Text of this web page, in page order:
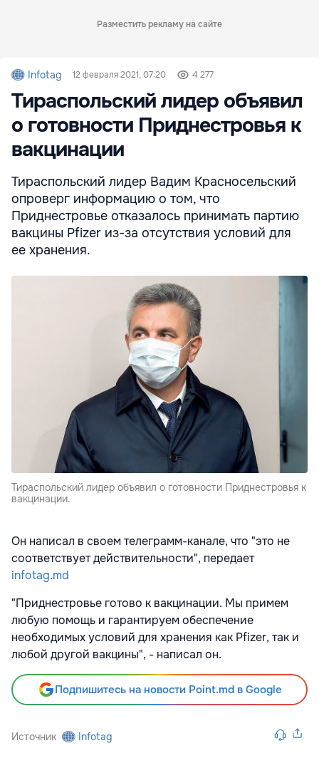
Разместить рекламу на сайте
Infotag 12 февраля 2021, 07:20 4 277
Тираспольский лидер объявил
о готовности Приднестровья к
вакцинации
Тираспольский лидер Вадим Красносельский
опроверг информацию о том, что
Приднестровье отказалось принимать партию
вакцины Pfizer из-за отсутствия условий для
ее хранения.
Тираспольский лидер объявил о готовности Приднестровья к
вакцинации.
Он написал в своем телеграмм-канале, что "это не
соответствует действительности", передает
infotag.md
"Приднестровье готово к вакцинации. Мы примем
любую помощь и гарантируем обеспечение
необходимых условий для хранения как Pfizer, так и
любой другой вакцины", - написал он.
Подпишитесь на новости Point.md в Google
Источник Infotag